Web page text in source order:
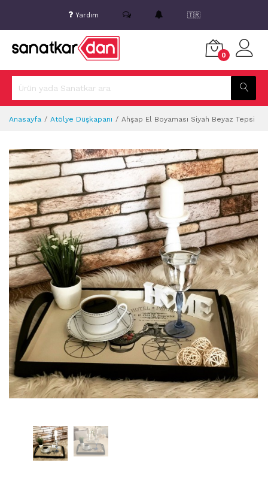
Yardım 🇹🇷
0
Anasayfa Atölye Düşkapanı Ahşap El Boyaması Siyah Beyaz Tepsi